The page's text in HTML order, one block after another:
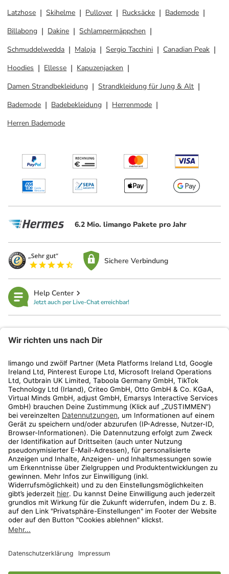
Latzhose
Skihelme Pullover Rucksäcke
Bademode
Billabong
Dakine
Schlampermäppchen
Schmuddelwedda
Maloja Sergio Tacchini
Canadian Peak
Hoodies
Ellesse
Kapuzenjacken
Damen Strandbekleidung
Strandkleidung für Jung & Alt
Bademode
Badebekleidung
Herrenmode
Herren Bademode
6.2 Mio. limango Pakete pro Jahr
Sichere Verbindung
Help Center
Jetzt auch per Live-Chat erreichbar!
Kundenservice
Shop
Aktionen
Travel